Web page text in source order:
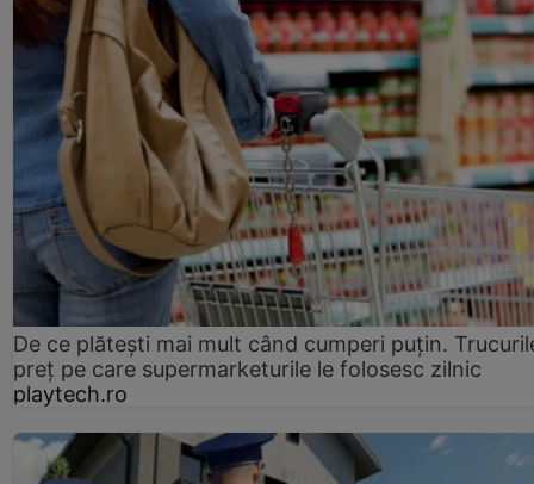
De ce plătești mai mult când cumperi puțin.
preț pe care supermarketurile le folosesc zilnic
playtech.ro